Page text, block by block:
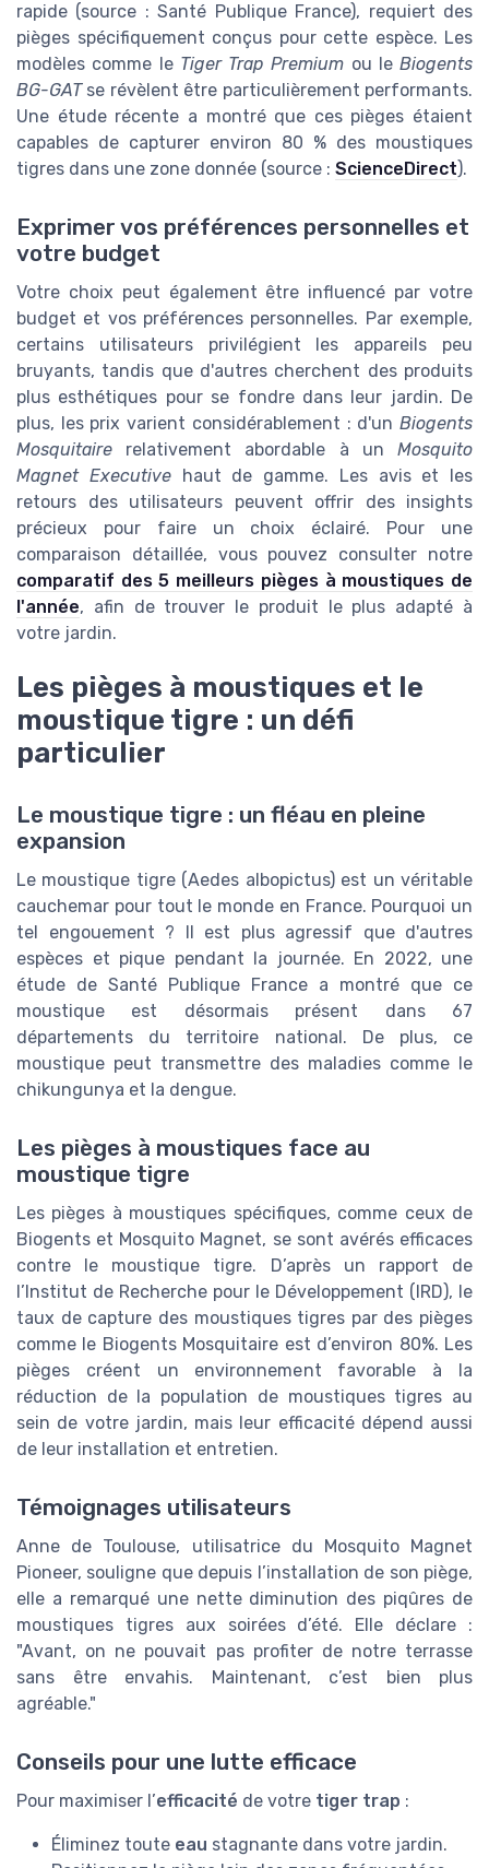
rapide (source : Santé Publique France), requiert des
pièges spécifiquement conçus pour cette espèce. Les
modèles comme le Tiger Trap Premium ou le Biogents
BG-GATse révèlent être particulièrement performants.
Une étude récente a montré que ces pièges étaient
capables de capturer environ 80 % des moustiques
tigres dans une zone donnée (source : ScienceDirect).
Exprimer vos préférences personnelles et
votre budget
Votre choix peut également être influencé par votre
budget et vos préférences personnelles. Par exemple,
certains utilisateurs privilégient les appareils peu
bruyants, tandis que d'autres cherchent des produits
plus esthétiques pour se fondre dans leur jardin. De
plus, les prix varient considérablement : d'un Biogents
Mosquitaire relativement abordable à un Mosquito
Magnet Executivehaut de gamme. Les avis et les
retours des utilisateurs peuvent offrir des insights
précieux pour faire un choix éclairé. Pour une
comparaison détaillée, vous pouvez consulter notre
comparatif des 5 meilleurs pièges à moustiques de
l'année, afin de trouver le produit le plus adapté à
votre jardin.
Les pièges à moustiques et le
moustique tigre : un défi
particulier
Le moustique tigre : un fléau en pleine
expansion
Le moustique tigre (Aedes albopictus) est un véritable
cauchemar pour tout le monde en France. Pourquoi un
tel engouement ? Il est plus agressif que d'autres
espèces et pique pendant la journée. En 2022, une
étude de Santé Publique France a montré que ce
moustique est désormais présent dans 67
départements du territoire national. De plus, ce
moustique peut transmettre des maladies comme le
chikungunya et la dengue.
Les pièges à moustiques face au
moustique tigre
Les pièges à moustiques spécifiques, comme ceux de
Biogents et Mosquito Magnet, se sont avérés efficaces
contre le moustique tigre. D’après un rapport de
l’Institut de Recherche pour le Développement (IRD), le
taux de capture des moustiques tigres par des pièges
comme le Biogents Mosquitaire est d’environ 80%. Les
pièges créent un environnement favorable à la
réduction de la population de moustiques tigres au
sein de votre jardin, mais leur efficacité dépend aussi
de leur installation et entretien.
Témoignages utilisateurs
Anne de Toulouse, utilisatrice du Mosquito Magnet
Pioneer, souligne que depuis l’installation de son piège,
elle a remarqué une nette diminution des piqûres de
moustiques tigres aux soirées d’été. Elle déclare :
"Avant, on ne pouvait pas profiter de notre terrasse
sans être envahis. Maintenant, c’est bien plus
agréable."
Conseils pour une lutte efficace
Pour maximiser l’efficacité de votre tiger trap :
Éliminez toute eau stagnante dans votre jardin.